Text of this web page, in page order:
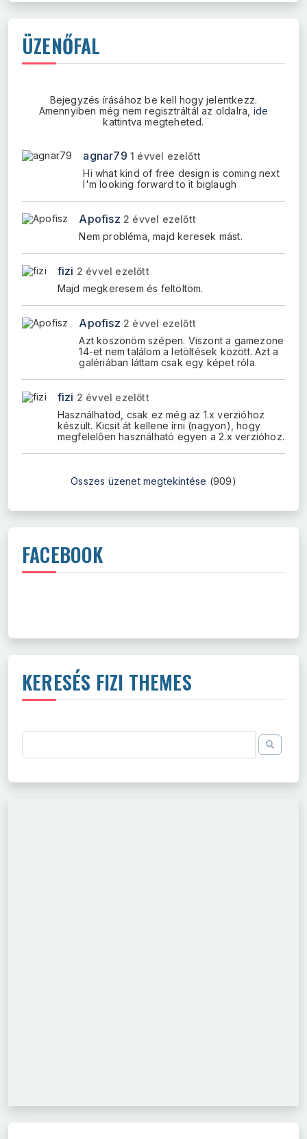
ÜZENŐFAL
Bejegyzés írásához be kell hogy jelentkezz.
Amennyiben még nem regisztráltál az oldalra, ide
kattintva megteheted.
agnar79 1 évvel ezelőtt
Hi what kind of free design is coming next
I'm looking forward to it biglaugh
Apofisz 2 évvel ezelőtt
Nem probléma, majd keresek mást.
fizi 2 évvel ezelőtt
Majd megkeresem és feltöltöm.
Apofisz 2 évvel ezelőtt
Azt köszönöm szépen. Viszont a gamezone
14-et nem találom a letöltések között. Azt a
galériában láttam csak egy képet róla.
fizi 2 évvel ezelőtt
Használhatod, csak ez még az 1.x verzióhoz
készült. Kicsit át kellene írni (nagyon), hogy
megfelelően használható egyen a 2.x verzióhoz.
Összes üzenet megtekintése (909)
FACEBOOK
KERESÉS FIZI THEMES